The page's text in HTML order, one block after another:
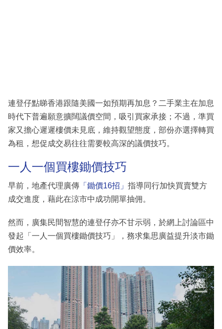
連登仔點睇香港跟隨美國一如預期再加息？二手業主在加息
時代下普遍願意擴闊議價空間，吸引買家承接；不過，準買
家又擔心遲遲樓價未見底，維持觀望態度，部份亦選擇轉買
為租，想促成交易往往需要較高深的議價技巧。
一人一個買樓鋤價技巧
早前，地產代理廣傳 「鋤價16招」 指導同行加快買賣雙方
成交進度，藉此在涼市中成功開單抽佣。
然而，廣集民間智慧的連登仔亦不甘示弱，於網上討論區中
發起「一人一個買樓鋤價技巧」，務求集思廣益提升淡市鋤
價效率。